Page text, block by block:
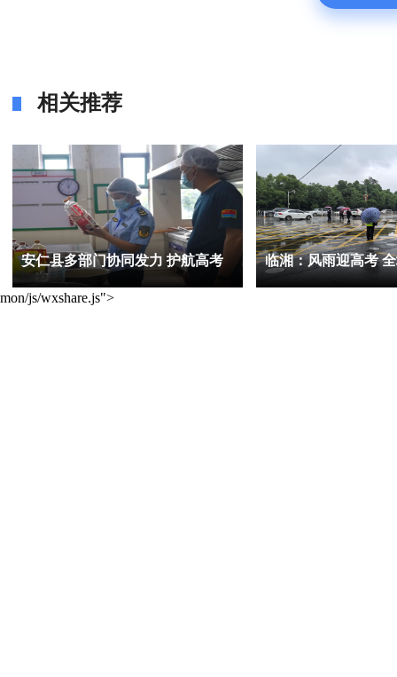
相关推荐
临武一中：用细节书写雨中答卷 江华考区：风雨中的
mon/js/wxshare.js">